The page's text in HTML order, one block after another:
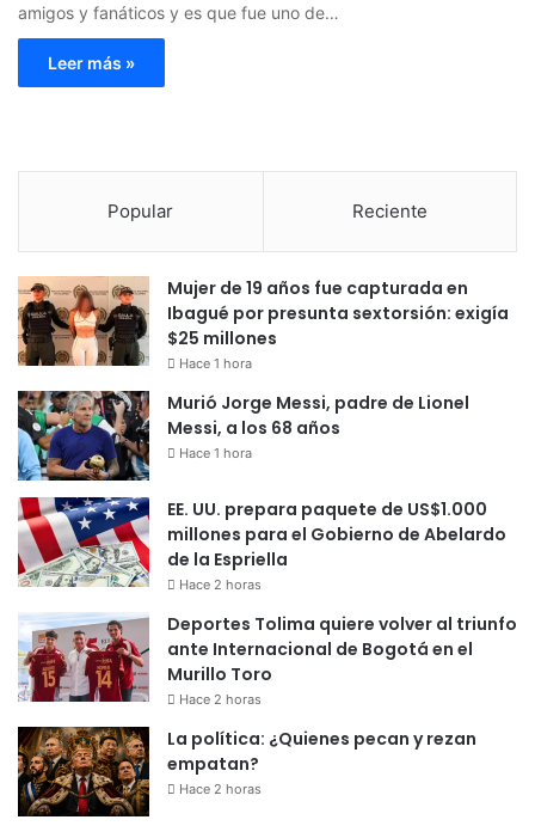
amigos y fanáticos y es que fue uno de…
Leer más »
Popular Reciente
Mujer de 19 años fue capturada en
Ibagué por presunta sextorsión: exigía
$25 millones
Hace 1 hora
Murió Jorge Messi, padre de Lionel
Messi, a los 68 años
Hace 1 hora
EE. UU. prepara paquete de US$1.000
millones para el Gobierno de Abelardo
de la Espriella
Hace 2 horas
Deportes Tolima quiere volver al triunfo
ante Internacional de Bogotá en el
Murillo Toro
Hace 2 horas
La política: ¿Quienes pecan y rezan
empatan?
Hace 2 horas